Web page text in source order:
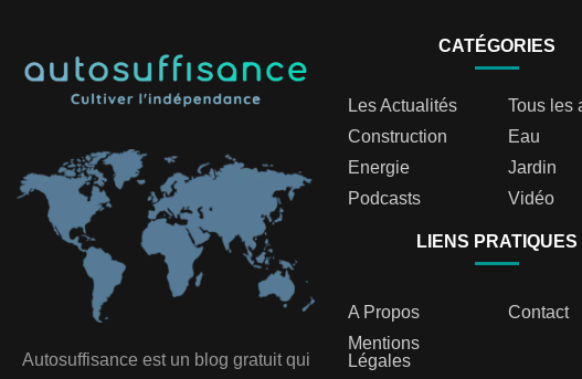
Autosuffisance est un blog gratuit qui
CATÉGORIES
Les Actualités
Tous les
Construction
Eau
Energie
Jardin
Podcasts
Vidéo
LIENS PRATIQUES
A Propos
Contact
Mentions
Légales